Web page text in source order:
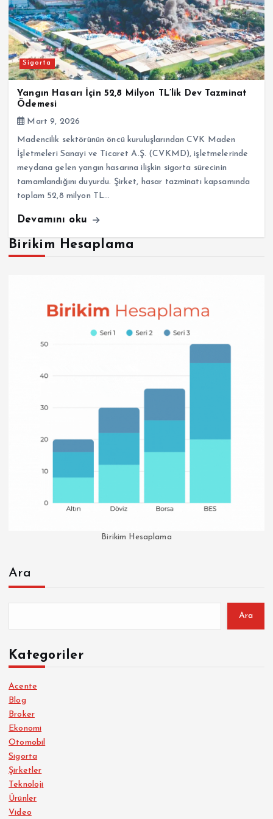
Sigorta
Yangın Hasarı İçin 52,8 Milyon TL’lik Dev Tazminat
Ödemesi
Mart 9, 2026
Madencilik sektörünün öncü kuruluşlarından CVK Maden
İşletmeleri Sanayi ve Ticaret A.Ş. (CVKMD), işletmelerinde
meydana gelen yangın hasarına ilişkin sigorta sürecinin
tamamlandığını duyurdu. Şirket, hasar tazminatı kapsamında
toplam 52,8 milyon TL…
Devamını oku
Birikim Hesaplama
Birikim Hesaplama
Ara
Ara
Kategoriler
Acente
Blog
Broker
Ekonomi
Otomobil
Sigorta
Şirketler
Teknoloji
Ürünler
Video